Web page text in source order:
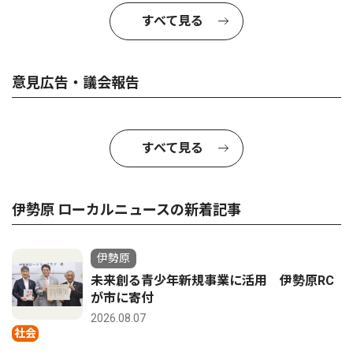
すべて見る
意見広告・議会報告
すべて見る
伊勢原 ローカルニュースの新着記事
社会
伊勢原
未来創る青少年新規事業に活用 伊勢原RC
が市に寄付
2026.08.07